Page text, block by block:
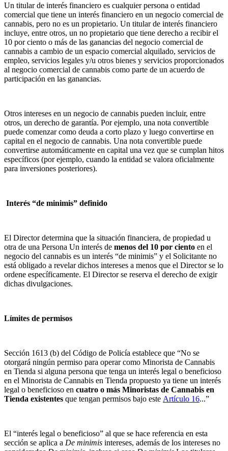
Un titular de interés financiero es cualquier persona o entidad
comercial que tiene un interés financiero en un negocio comercial de
cannabis, pero no es un propietario. Un titular de interés financiero
incluye, entre otros, un no propietario que tiene derecho a recibir el
10 por ciento o más de las ganancias del negocio comercial de
cannabis a cambio de un espacio comercial alquilado, servicios de
empleo, servicios legales y/u otros bienes y servicios proporcionados
al negocio comercial de cannabis como parte de un acuerdo de
participación en las ganancias.
Otros intereses en un negocio de cannabis pueden incluir, entre
otros, un derecho de garantía. Por ejemplo, una nota convertible
puede comenzar como deuda a corto plazo y luego convertirse en
capital en el negocio de cannabis. Una nota convertible puede
convertirse automáticamente en capital una vez que se cumplan hitos
específicos (por ejemplo, cuando la entidad se valora oficialmente
para inversiones posteriores).
Interés “de minimis” definido
El Director determina que la situación financiera, de propiedad u
otra de una Persona Un interés de menos del 10 por ciento en el
negocio del cannabis es un interés “de minimis” y el Solicitante no
está obligado a revelar dichos intereses a menos que el Director se lo
ordene específicamente. El Director se reserva el derecho de exigir
dichas divulgaciones.
Límites de permisos
Sección 1613 (b) del Código de Policía establece que “No se
otorgará ningún permiso para operar como Minorista de Cannabis
en Tienda si alguna persona que tenga un interés legal o beneficioso
en el Minorista de Cannabis en Tienda propuesto ya tiene un interés
legal o beneficioso en cuatro o más Minoristas de Cannabis en
Tienda existentes que tengan permisos bajo este Artículo 16...”
El “interés legal o beneficioso” al que se hace referencia en esta
sección se aplica a De minimis intereses, además de los intereses no